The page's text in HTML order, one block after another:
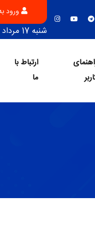
ورود
شنبه 17 مرداد 1405
ارتباط با
ما